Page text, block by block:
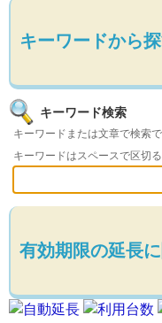
キーワードから
キーワード検索
キーワードまたは文章で検索
キーワードはスペースで区切
有効期限の延長